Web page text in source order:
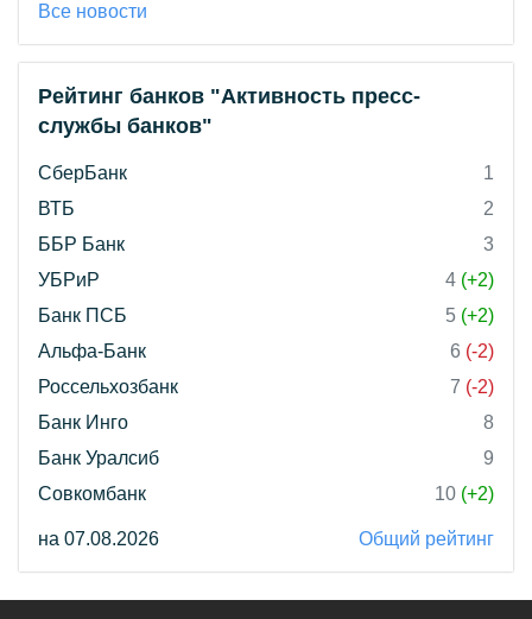
Все новости
Рейтинг банков "Активность пресс-
службы банков"
СберБанк
1
ВТБ
2
ББР Банк
3
УБРиР
4 (+2)
Банк ПСБ
5 (+2)
Альфа-Банк
6 (-2)
Россельхозбанк
7 (-2)
Банк Инго
8
Банк Уралсиб
9
Совкомбанк
10 (+2)
на 07.08.2026 Общий рейтинг